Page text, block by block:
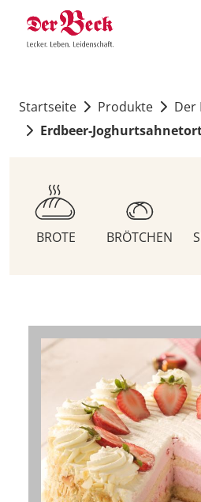
Startseite Produkte Der
Erdbeer-
BROTE BRÖTCHEN